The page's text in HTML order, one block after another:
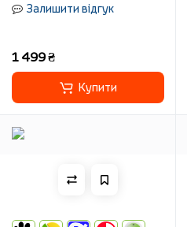
Залишити відгук
1 499 ₴
Купити